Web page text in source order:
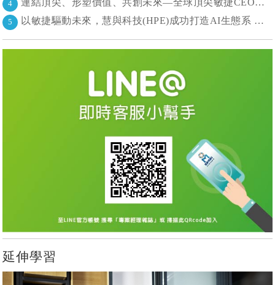
4 連結頂尖、形塑價值、共創未來—全球頂尖敏捷CEO聯誼會成立
5 以敏捷驅動未來，慧與科技(HPE)成功打造AI生態系 大型敏捷(LeSS)海納百川，讓複雜變簡單
延伸學習